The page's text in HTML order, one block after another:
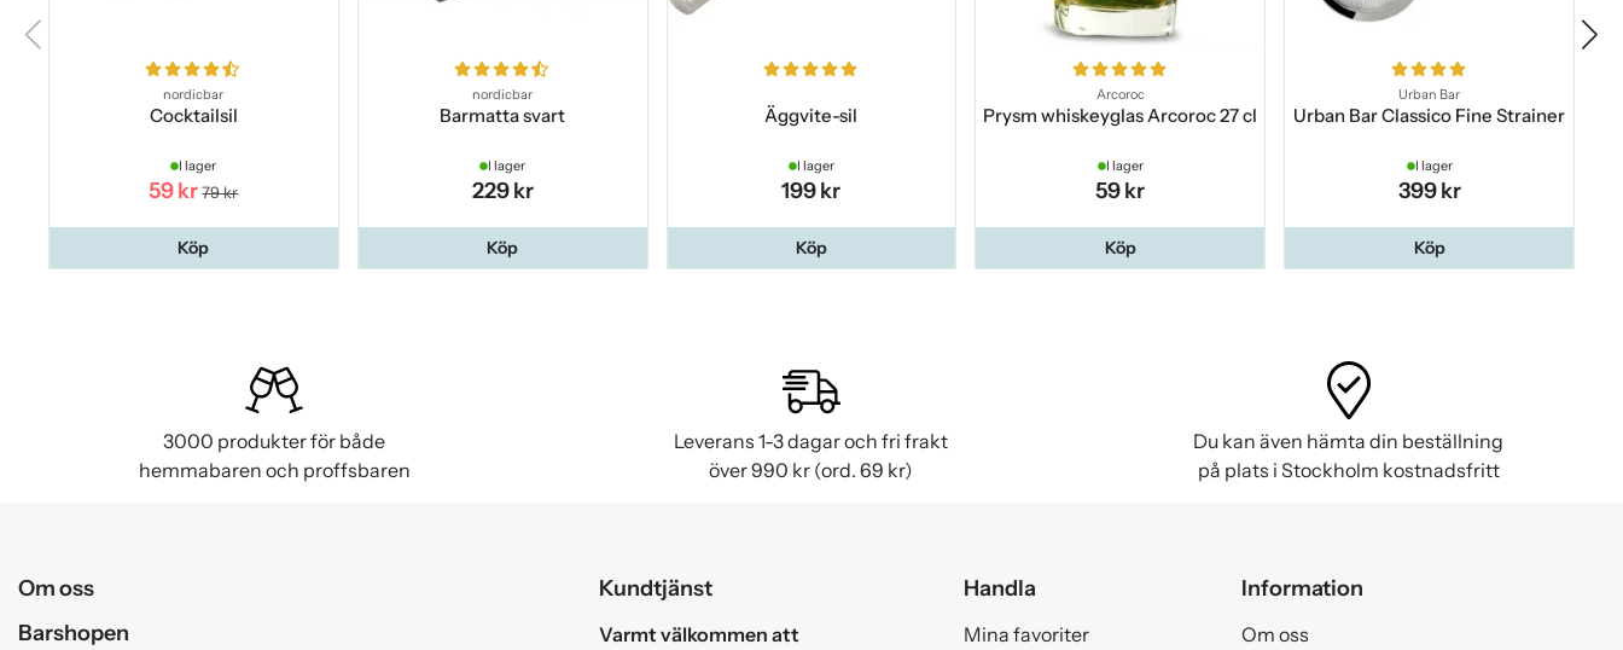
nordicbar
Cocktailsil
I lager
59 kr 79 kr
Köp
nordicbar
Barmatta svart
I lager
229 kr
Köp
Äggvite-sil
I lager
199 kr
Köp
Arcoroc
Prysm whiskeyglas Arcoroc 27 cl
I lager
59 kr
Köp
Urban Bar
Urban Bar Classico Fine Strainer
I lager
399 kr
Köp
3000 produkter för både
hemmabaren och proffsbaren
Leverans 1-3 dagar och fri frakt
över 990 kr (ord. 69 kr)
Du kan även hämta din beställning
på plats i Stockholm kostnadsfritt
Om oss
Barshopen
Kundtjänst
Varmt välkommen att
Handla
Mina favoriter
Information
Om oss